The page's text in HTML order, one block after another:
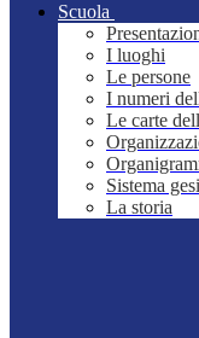
Scuola
I luoghi
Le persone
I numeri
Le carte
Sistema
La storia